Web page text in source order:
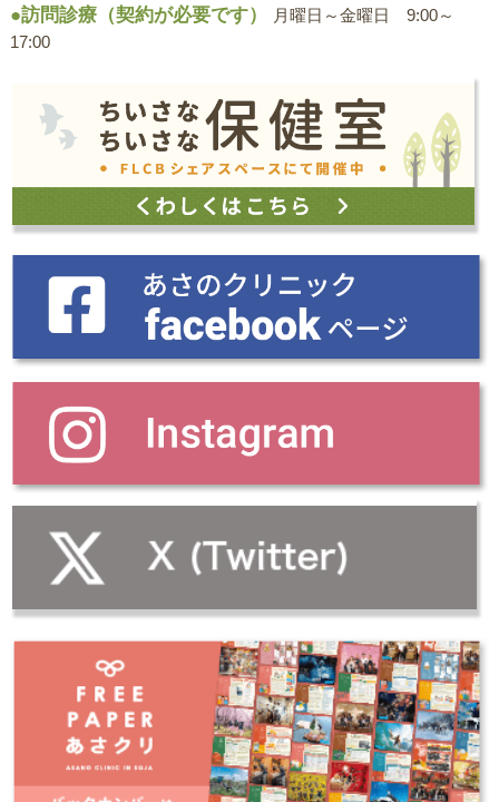
●訪問診療（契約が必要です）
月曜日～金曜日 9:00～
17:00